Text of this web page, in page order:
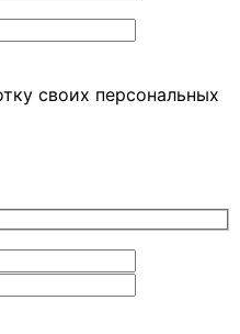
своих персональных